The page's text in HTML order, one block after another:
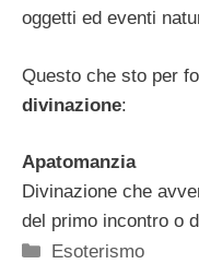
oggetti ed eventi
Questo che sto per
divinazione:
Apatomanzia
Divinazione che
del primo incontro o
Categorie
Esoterismo